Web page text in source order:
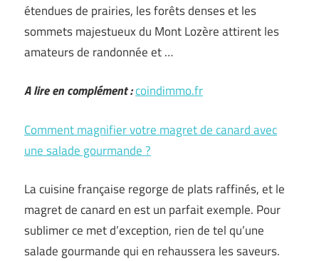
étendues de prairies, les forêts denses et les
sommets majestueux du Mont Lozère attirent les
amateurs de randonnée et …
A lire en complément :coindimmo.fr
Comment magnifier votre magret de canard avec
une salade gourmande ?
La cuisine française regorge de plats raffinés, et le
magret de canard en est un parfait exemple. Pour
sublimer ce met d’exception, rien de tel qu’une
salade gourmande qui en rehaussera les saveurs.